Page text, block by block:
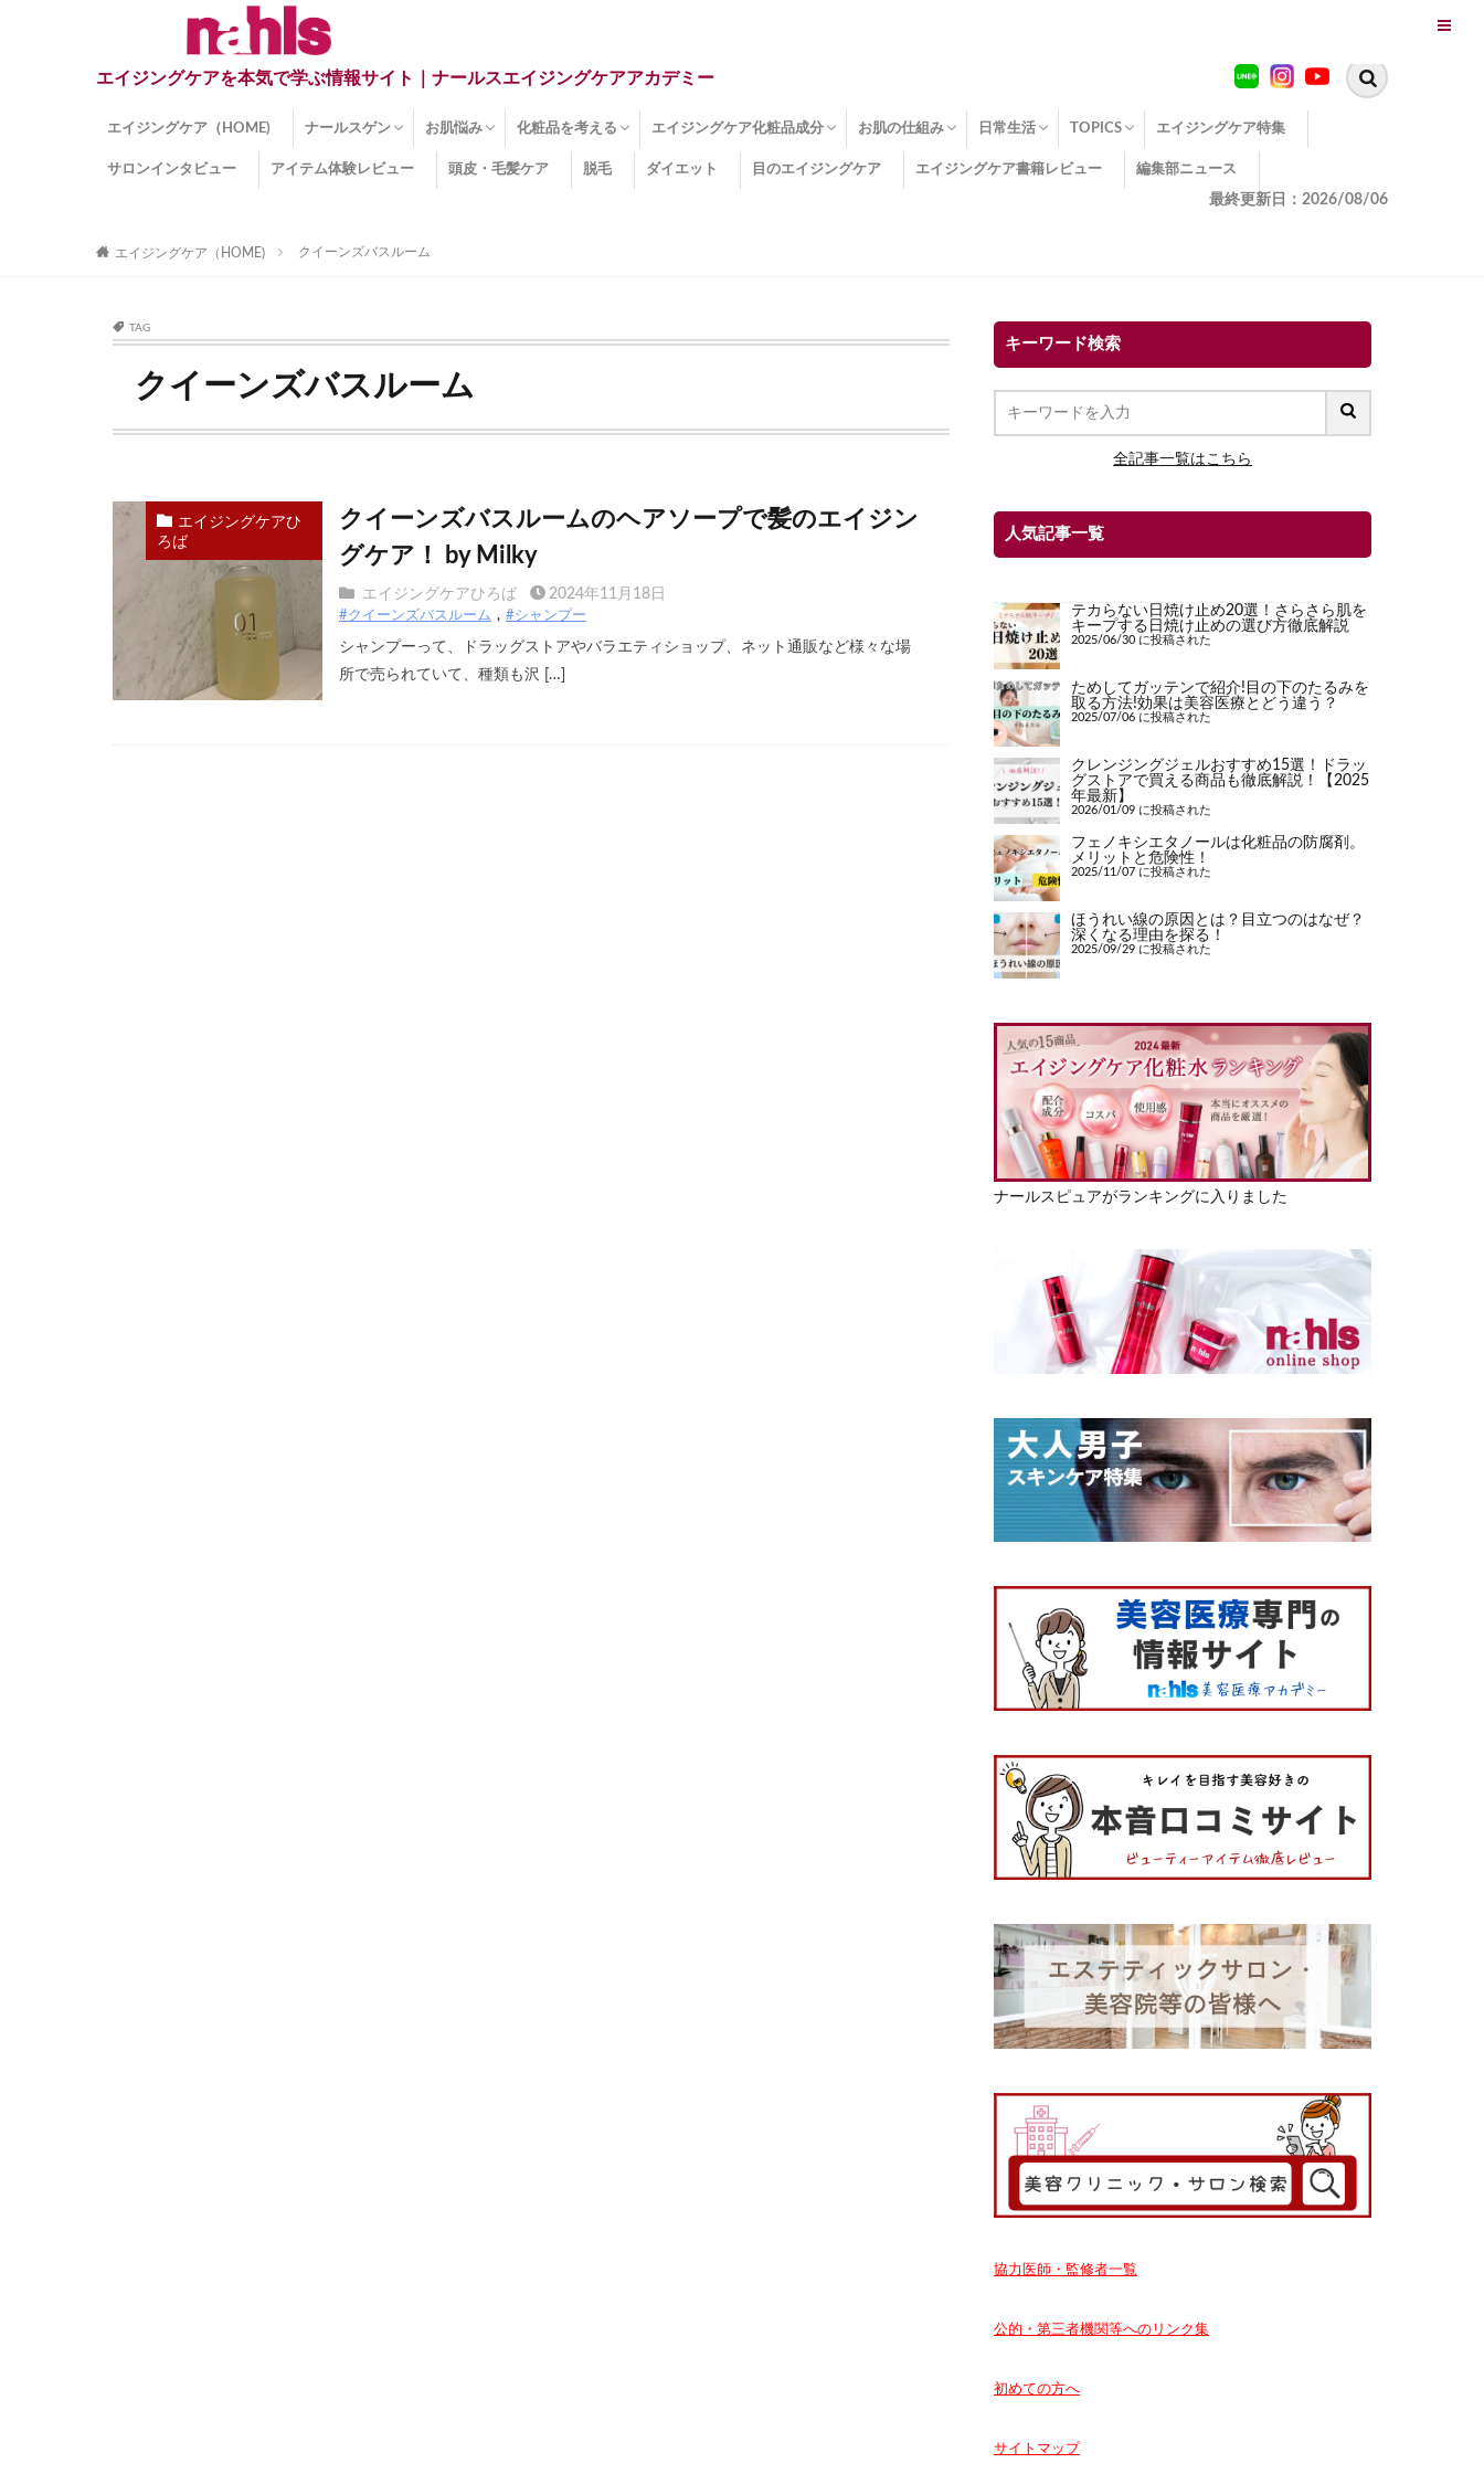
エイジングケアを本気で学ぶ情報サイト｜ナールスエイジングケアアカデミー
エイジングケア（HOME) ナールスゲン
ナールスゲンとは？
ナールスゲン関連成分
お肌悩み
インナードライ肌
くすみ
目の下のクマ
しみ
しわ
顔・頭皮のたるみ
ほうれい線
毛穴
手荒れ
乾燥肌
敏感肌
紫外線ダメージ
薄毛
その他のお肌悩み
化粧品を考える
エイジングケア化粧品
化粧水
美容液
保湿クリーム
酵素洗顔
ハンドクリーム
フェイスマスク
ほうれい線化粧品
コラーゲン化粧品
メイク化粧品
洗顔・クレンジング
オールインワン化粧品
その他の化粧品
エイジングケア化粧品成分
エイジングケア化粧品(成分)
セラミド
ネオダーミル
プロテオグリカン
ビタミンC誘導体
コラーゲン
その他の化粧品成分
お肌の仕組み
エイジング
ターンオーバー
皮下組織
表皮
真皮
表皮常在菌
女性ホルモン
その他
日常生活
糖化
便秘
TOPICS
エイジングケア TOPICS
コラーゲンサプリの効果
エイジングケアクイズ
季節別のエイジングケア
幸福とエイジングケア
温活でアンチエイジング
イオン導入
エイジングケア3つのポイント
エイジングケアセミナー
エイジングケアトピックス
動画でみるエイジングケア
エイジングケア特集
サロンインタビュー アイテム体験レビュー 頭皮・毛髪ケア 脱毛 ダイエット 目のエイジングケア エイジングケア書籍レビュー 編集部ニュース
最終更新日：2026/08/06
エイジングケア（HOME) クイーンズバスルーム
TAG
クイーンズバスルーム
エイジングケアひ
ろば
クイーンズバスルームのヘアソープで髪のエイジン
グケア！ by Milky
エイジングケアひろば 2024年11月18日
#クイーンズバスルーム #シャンプー
シャンプーって、ドラッグストアやバラエティショップ、ネット通販など様々な場
所で売られていて、種類も沢 […]
キーワード検索
全記事一覧はこちら
人気記事一覧
テカらない日焼け止め20選！さらさら肌を
キープする日焼け止めの選び方徹底解説
2025/06/30 に投稿された
ためしてガッテンで紹介!目の下のたるみを
取る方法!効果は美容医療とどう違う？
2025/07/06 に投稿された
クレンジングジェルおすすめ15選！ドラッ
グストアで買える商品も徹底解説！【2025
年最新】
2026/01/09 に投稿された
フェノキシエタノールは化粧品の防腐剤。
メリットと危険性！
2025/11/07 に投稿された
ほうれい線の原因とは？目立つのはなぜ？
深くなる理由を探る！
2025/09/29 に投稿された
ナールスピュアがランキングに入りました
協力医師・監修者一覧
公的・第三者機関等へのリンク集
初めての方へ
サイトマップ